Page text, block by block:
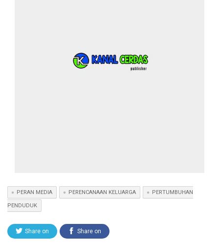
PERAN MEDIA PERENCANAAN KELUARGA PERTUMBUHAN
PENDUDUK
Share on Share on